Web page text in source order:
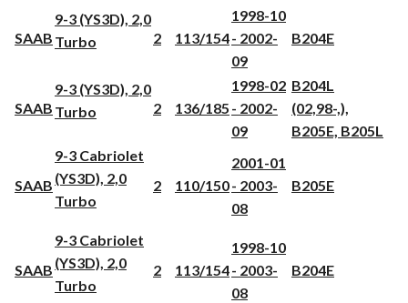
SAAB
9-3 (YS3D), 2,0
Turbo
2 113/154
1998-10
- 2002-
09
B204E
SAAB
9-3 (YS3D), 2,0
Turbo
2 136/185
1998-02
- 2002-
09
B204L
(02,98-,),
B205E, B205L
SAAB
9-3 Cabriolet
(YS3D), 2,0
Turbo
2 110/150
2001-01
- 2003-
08
B205E
SAAB
9-3 Cabriolet
(YS3D), 2,0
Turbo
2 113/154
1998-10
- 2003-
08
B204E